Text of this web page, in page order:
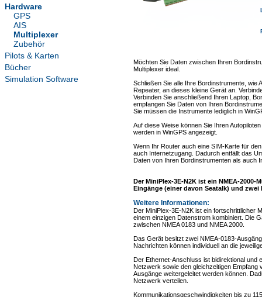
Hardware
GPS
AIS
Multiplexer
Zubehör
Pilots & Karten
Bücher
Simulation Software
Möchten Sie Daten zwischen Ihren
Multiplexer ideal.
Schließen Sie alle Ihre Bordinstrumente, wie
Repeater, an dieses kleine Gerät an.
Verbinden Sie anschließend Ihren Laptop,
empfangen Sie Daten von Ihren
Sie müssen die Instrumente lediglich in
Auf diese Weise können Sie Ihren
werden in WinGPS angezeigt.
Wenn Ihr Router auch eine SIM-Karte für
auch Internetzugang. Dadurch entfällt das
Daten von Ihren Bordinstrumenten als auch
Der MiniPlex-3E-N2K ist ein NMEA-
Eingänge (einer davon Seatalk) und zwei
Weitere Informationen:
Der MiniPlex-3E-N2K ist ein fortschrittlicher
einem einzigen Datenstrom kombiniert. Die
zwischen NMEA 0183 und NMEA 2000.
Das Gerät besitzt zwei NMEA-0183-
Nachrichten können individuell an die
Der Ethernet-Anschluss ist bidirektional und
Netzwerk sowie den gleichzeitigen Empfang
Ausgänge weitergeleitet werden können.
Netzwerk verteilen.
Kommunikationsgeschwindigkeiten bis zu